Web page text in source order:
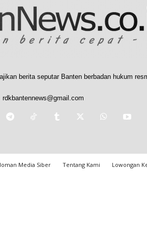
berita seputar Banten berbadan hukum
rdkbantennews@gmail.com
Media Siber Tentang Kami Lowongan